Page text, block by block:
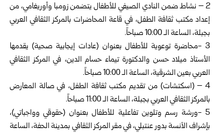
2 – نشاط ضمن النادي الصيفي للأطفال يتضمن زومبا وأوريغامي، من
إعداد مكتب ثقافة الطفل، في قاعة المحاضرات بالمركز الثقافي العربي
بجبلة، الساعة الـ 10:00 صباحاً.
3 -محاضرة توعوية للأطفال بعنوان (عادات إيجابية صحية) يقدمها
الأستاذ ميلاد حسن والدكتورة تيماء حسام الدين، في المركز الثقافي
العربي بعين الشرقية، الساعة الـ 10:00 صباحاً.
4 – (اسكتشات) من تقديم مكتب ثقافة الطفل، في صالة المعارض
بالمركز الثقافي العربي بجبلة، الساعة الـ 11:00 صباحاً.
5 -ورشة رسم وتلوين تفاعلية للأطفال بعنوان (حقوقي وواجباتي)،
بإشراف الآنسة بدور عنتبلي، في مقر المركز الثقافي بمدينة الحفة، الساعة